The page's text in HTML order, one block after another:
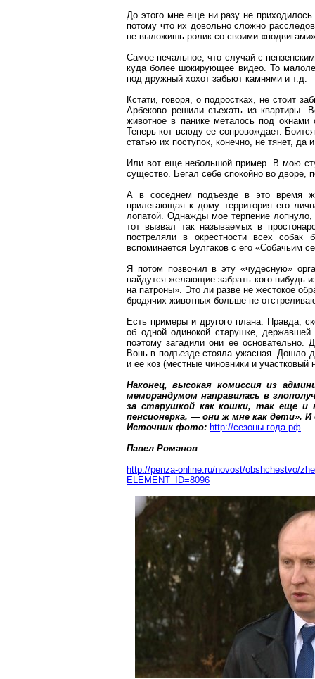
До этого мне еще ни разу не
потому что их довольно сложно
не выложишь ролик со своими
Самое печальное, что случай с
куда более шокирующее видео. То
под дружный хохот забьют камнями и т.д.
Кстати, говоря, о подростках, не стоит
Арбеково решили съехать из квартиры.
животное в панике металось под
Теперь кот всюду ее сопровождает.
статью их поступок, конечно, не тянет,
Или вот еще небольшой пример. В мою
существо. Бегал себе спокойно во
А в соседнем подъезде в это время
прилегающая к дому территория его
лопатой. Однажды мое терпение
тот вызвал так называемых в
постреляли в окрестности всех
вспоминается Булгаков с его
Я потом позвонил в эту «чудесную»
найдутся желающие забрать кого-нибудь
на патроны». Это ли разве не жестокое
бродячих животных больше не
Есть примеры и другого плана. Правда,
об одной одинокой старушке,
поэтому загадили они ее основательно.
Вонь в подъезде стояла ужасная. Дошло
и ее коз (местные чиновники и
Наконец, высокая комиссия из
меморандумом направилась в
за старушкой как кошки, так еще и
пенсионерка, — они ж мне как дети».
Источник фото: http://сезоны-года.рф
Павел Романов
http://penza-online.ru/novost/obshchestvo/
ELEMENT_ID=8096